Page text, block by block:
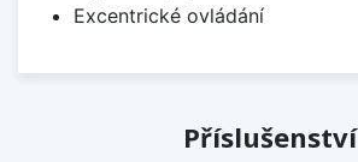
Excentrické ovládání
Příslušenství